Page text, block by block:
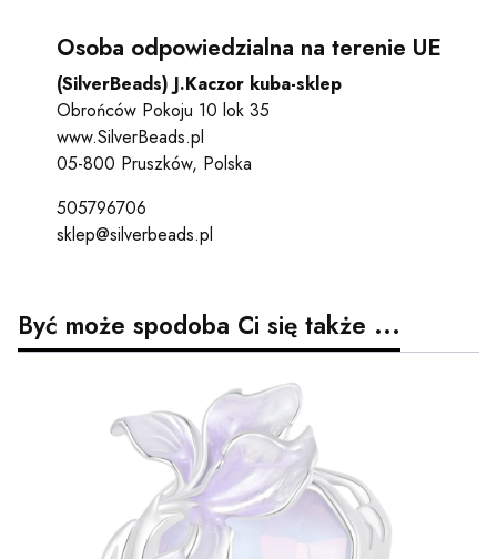
Osoba odpowiedzialna na terenie UE
(SilverBeads) J.Kaczor kuba-sklep
Obrońców Pokoju 10 lok 35
www.SilverBeads.pl
05-800 Pruszków, Polska
505796706
sklep@silverbeads.pl
Być może spodoba Ci się także ...